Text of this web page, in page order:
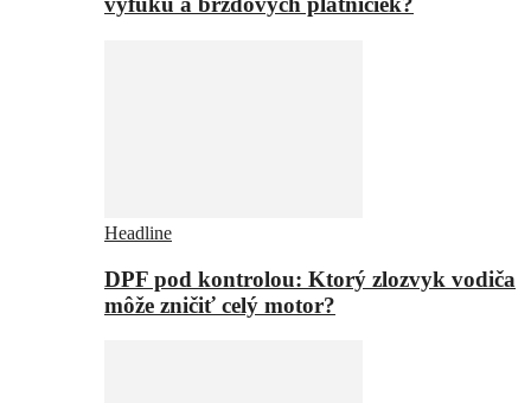
Headline
DPF pod kontrolou: Ktorý zlozvyk vodiča
môže zničiť celý motor?